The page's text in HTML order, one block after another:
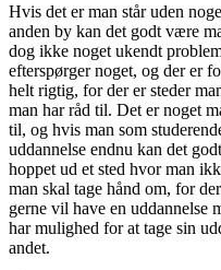
Hvis det er man står uden
anden by kan det godt være
dog ikke noget ukendt
efterspørger noget, og der er
helt rigtig, for der er steder
man har råd til. Det er noget
til, og hvis man som
uddannelse endnu kan det
hoppet ud et sted hvor man
man skal tage hånd om, for
gerne vil have en uddannelse
har mulighed for at tage sin
andet.